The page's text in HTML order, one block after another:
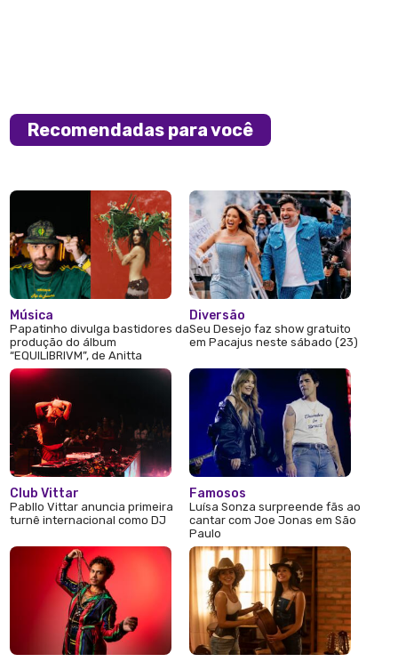
Recomendadas para você
Música
Papatinho divulga bastidores da
produção do álbum
“EQUILIBRIVM”, de Anitta
Club Vittar
Pabllo Vittar anuncia primeira
turnê internacional como DJ
Diversão
Seu Desejo faz show gratuito
em Pacajus neste sábado (23)
Famosos
Luísa Sonza surpreende fãs ao
cantar com Joe Jonas em São
Paulo